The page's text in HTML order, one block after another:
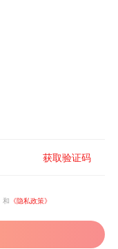
获取验证码
和 《隐私政策》